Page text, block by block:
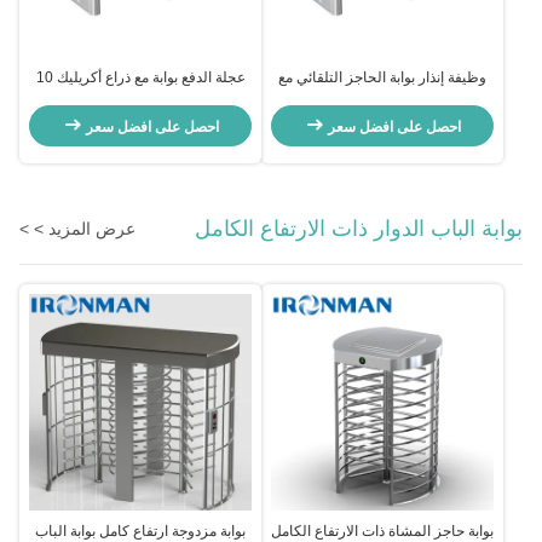
وظيفة إنذار بوابة الحاجز التلقائي مع
احصل على افضل سعر
عجلة الدفع بوابة مع ذراع أكريليك 10
احصل على افضل سعر
بوابة الباب الدوار ذات الارتفاع الكامل عرض المزيد > >
بوابة حاجز المشاة ذات الارتفاع الكامل بوابة مزدوجة ارتفاع كامل بوابة الباب